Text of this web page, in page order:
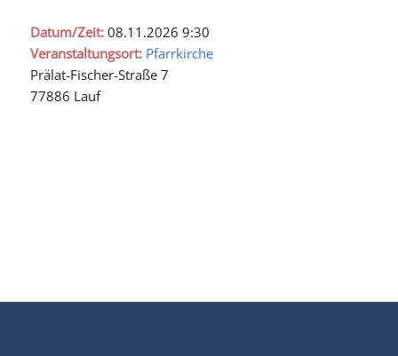
Datum/Zeit:08.11.2026 9:30
Veranstaltungsort: Pfarrkirche
Prälat-Fischer-Straße 7
77886 Lauf